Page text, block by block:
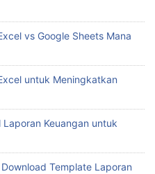
vs Google Sheets Mana
untuk Meningkatkan
Keuangan untuk
Template Laporan